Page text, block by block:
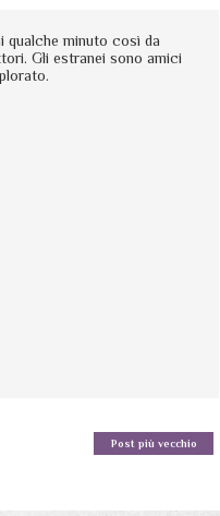
qualche minuto così da
Gli estranei sono amici
Post più vecchio